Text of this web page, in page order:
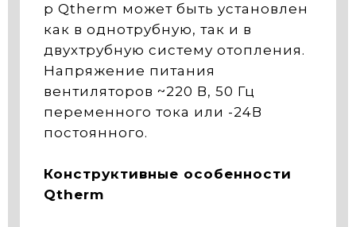
р Qtherm может быть установлен
как в однотрубную, так и в
двухтрубную систему отопления.
Напряжение питания
вентиляторов ~220 В, 50 Гц
переменного тока или -24В
постоянного.
Конструктивные особенности
Qtherm